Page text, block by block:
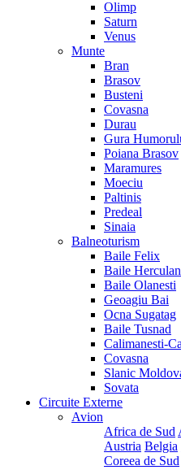
Olimp
Saturn
Venus
Munte
Bran
Brasov
Busteni
Covasna
Durau
Gura
Poiana Brasov
Maramures
Moeciu
Paltinis
Predeal
Sinaia
Balneoturism
Baile Felix
Baile
Baile Olanesti
Geoagiu Bai
Ocna Sugatag
Baile Tusnad
Calimanesti-
Covasna
Slanic
Sovata
Circuite Externe
Avion
Africa de Sud
Austria Belgia
Coreea de Sud